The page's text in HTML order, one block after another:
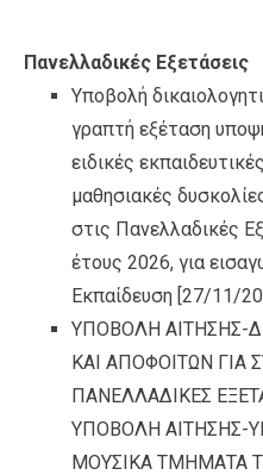
Πανελλαδικές Εξετάσεις
Υποβολή
γραπτή εξέταση
ειδικές
μαθησιακές
στις Πανελλαδικές
έτους 2026, για
Εκπαίδευση [27/11/
ΥΠΟΒΟΛΗ ΑΙΤΗΣΗΣ-
ΚΑΙ ΑΠΟΦΟΙΤΩΝ ΓΙΑ
ΠΑΝΕΛΛΑΔΙΚΕΣ
ΥΠΟΒΟΛΗ ΑΙΤΗΣΗΣ-
ΜΟΥΣΙΚΑ ΤΜΗΜΑΤΑ